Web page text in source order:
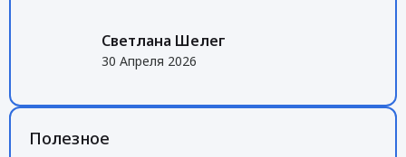
Светлана Шелег
30 Апреля 2026
Полезное